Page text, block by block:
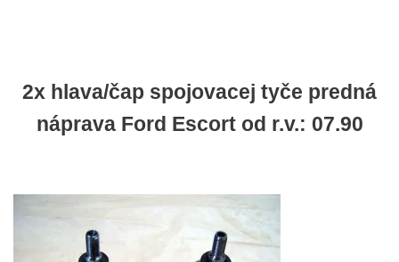
2x hlava/čap spojovacej tyče predná
náprava Ford Escort od r.v.: 07.90